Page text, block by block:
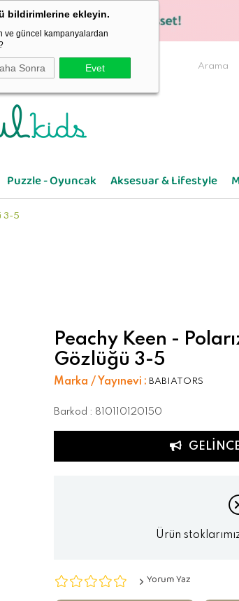
bildirimlerine ekleyin.
ve güncel kampanyalardan
Sonra Evet
Puzzle - Oyuncak Aksesuar & Lifestyle
3-5
Peachy Keen -
Gözlüğü 3-5
Marka / Yayınevi : BABIATORS
Barkod : 810110120150
Ürün
Yorum Yaz